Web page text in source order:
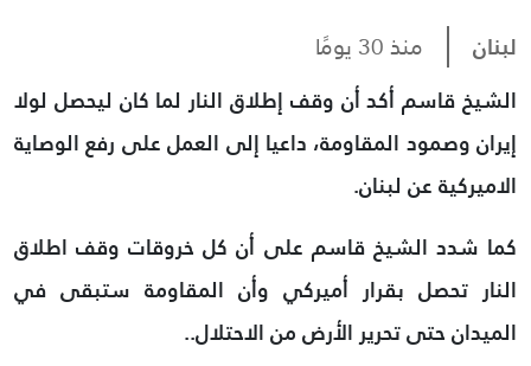
لبنان منذ 30 يومًا
الشيخ قاسم أكد أن وقف إطلاق النار لما كان ليحصل لولا
إيران وصمود المقاومة، داعيا إلى العمل على رفع الوصاية
الاميركية عن لبنان.
كما شدد الشيخ قاسم على أن كل خروقات وقف اطلاق
النار تحصل بقرار أميركي وأن المقاومة ستبقى في
الميدان حتى تحرير الأرض من الاحتلال..